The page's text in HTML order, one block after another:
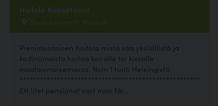
Hoitola Nopsatassu
Brudbackantie 71, Myrskylä
Pienimuotoinen hoitola mistä saa yksilöllistä ja
kodinomaista hoitoa koiralle tai kissalle
maalaismaisemassa. Noin 1 tunti Helsingistä.
Ett litet pensionat vart man får...